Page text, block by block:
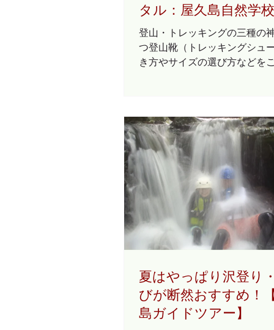
ング時間はゆっくり歩いて約
きる屋久杉は千年杉（名前の
年ぐらいの屋久杉）、三根杉
杉：推定樹齢1100年）、天柱
タル：屋久島自然学
登山・トレッキングの三種の
つ登山靴（トレッキングシュ
き方やサイズの選び方などを
山用のソックスを購入しよう
夏はやっぱり沢登り
びが断然おすすめ！
島ガイドツアー】